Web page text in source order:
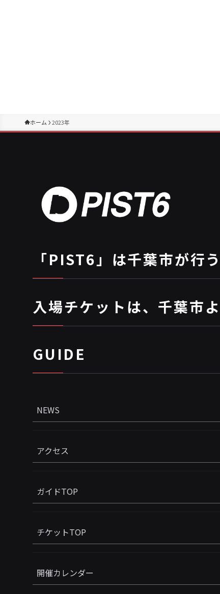
ホーム 2023年
「PIST6」は千葉市が行
入場チケットは、千葉市
GUIDE
NEWS
アクセス
ガイドTOP
チケットTOP
開催カレンダー